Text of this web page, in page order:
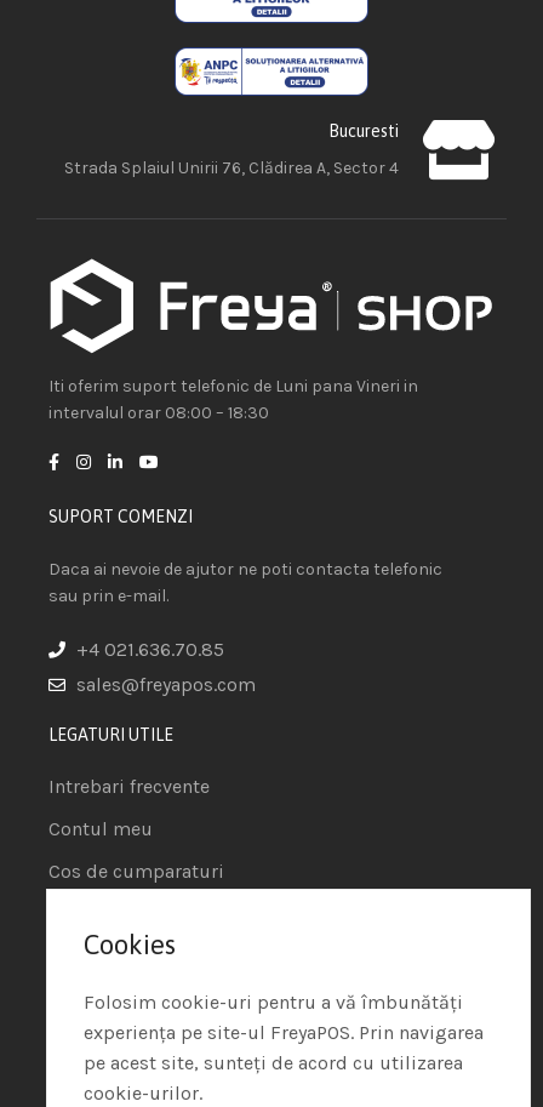
Bucuresti
Strada Splaiul Unirii 76, Clădirea A, Sector 4
Iti oferim suport telefonic de Luni pana Vineri in
intervalul orar 08:00 – 18:30
SUPORT COMENZI
Daca ai nevoie de ajutor ne poti contacta telefonic
sau prin e-mail.
+4 021.636.70.85
sales@freyapos.com
LEGATURI UTILE
Intrebari frecvente
Contul meu
Cos de cumparaturi
CATEGORII
Software
Cookies
Folosim cookie-uri pentru a vă îmbunătăți
experiența pe site-ul FreyaPOS. Prin navigarea
pe acest site, sunteți de acord cu utilizarea
cookie-urilor.